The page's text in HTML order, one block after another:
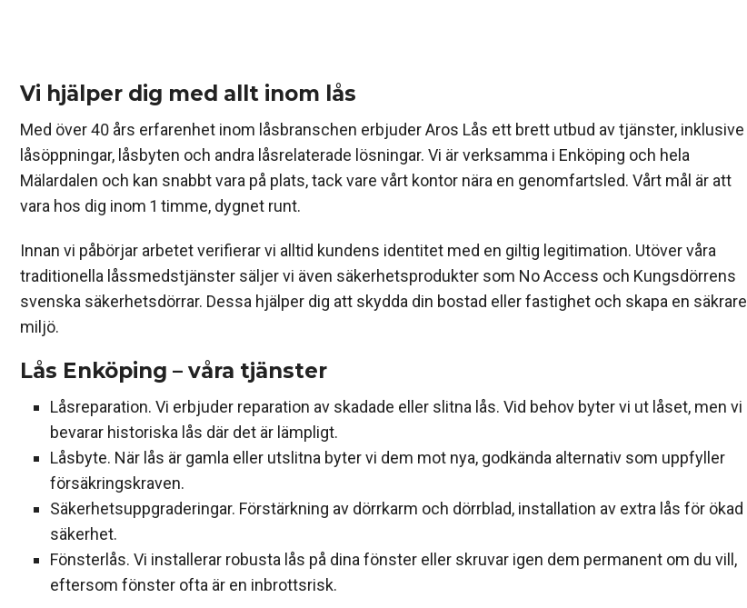
Vi hjälper dig med allt inom lås
Med över 40 års erfarenhet inom låsbranschen erbjuder Aros Lås ett brett utbud av tjänster, inklusive
låsöppningar, låsbyten och andra låsrelaterade lösningar. Vi är verksamma i Enköping och hela
Mälardalen och kan snabbt vara på plats, tack vare vårt kontor nära en genomfartsled. Vårt mål är att
vara hos dig inom 1 timme, dygnet runt.
Innan vi påbörjar arbetet verifierar vi alltid kundens identitet med en giltig legitimation. Utöver våra
traditionella låssmedstjänster säljer vi även säkerhetsprodukter som No Access och Kungsdörrens
svenska säkerhetsdörrar. Dessa hjälper dig att skydda din bostad eller fastighet och skapa en säkrare
miljö.
Lås Enköping – våra tjänster
Låsreparation. Vi erbjuder reparation av skadade eller slitna lås. Vid behov byter vi ut låset, men vi
bevarar historiska lås där det är lämpligt.
Låsbyte. När lås är gamla eller utslitna byter vi dem mot nya, godkända alternativ som uppfyller
försäkringskraven.
Säkerhetsuppgraderingar. Förstärkning av dörrkarm och dörrblad, installation av extra lås för ökad
säkerhet.
Fönsterlås. Vi installerar robusta lås på dina fönster eller skruvar igen dem permanent om du vill,
eftersom fönster ofta är en inbrottsrisk.